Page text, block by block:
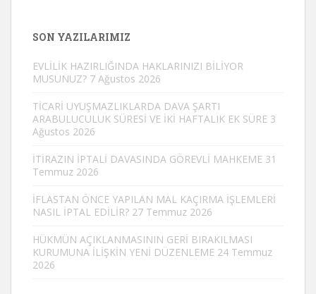
SON YAZILARIMIZ
EVLİLİK HAZIRLIĞINDA HAKLARINIZI BİLİYOR
MUSUNUZ? 7 Ağustos 2026
TİCARİ UYUŞMAZLIKLARDA DAVA ŞARTI
ARABULUCULUK SÜRESİ VE İKİ HAFTALIK EK SÜRE 3
Ağustos 2026
İTİRAZIN İPTALİ DAVASINDA GÖREVLİ MAHKEME 31
Temmuz 2026
İFLASTAN ÖNCE YAPILAN MAL KAÇIRMA İŞLEMLERİ
NASIL İPTAL EDİLİR? 27 Temmuz 2026
HÜKMÜN AÇIKLANMASININ GERİ BIRAKILMASI
KURUMUNA İLİŞKİN YENİ DÜZENLEME 24 Temmuz
2026